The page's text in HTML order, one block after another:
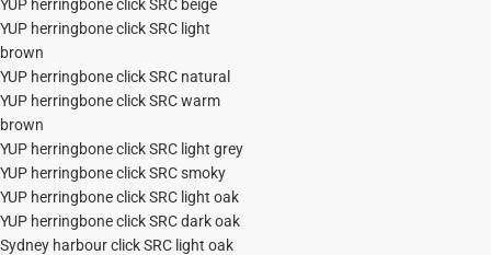
YUP herringbone click SRC beige
YUP herringbone click SRC light
brown
YUP herringbone click SRC natural
YUP herringbone click SRC warm
brown
YUP herringbone click SRC light grey
YUP herringbone click SRC smoky
YUP herringbone click SRC light oak
YUP herringbone click SRC dark oak
Sydney harbour click SRC light oak